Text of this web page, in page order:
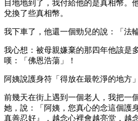
目地地到了，我付給他的是真相幣。
兌換了些真相幣。
我下車了，他還一個勁兒的說：「法
我心想：被母親嫌棄的那四年他該是
嘆：「佛恩浩蕩」！
阿姨說護身符「得放在最乾淨的地方」
前幾天在街上遇到一個老人，我把一
她，說：「阿姨，您真心的念這個護
真善忍好』，越念心裡會越亮堂，越